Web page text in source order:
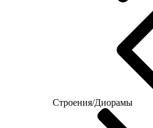
Строения/Диорамы